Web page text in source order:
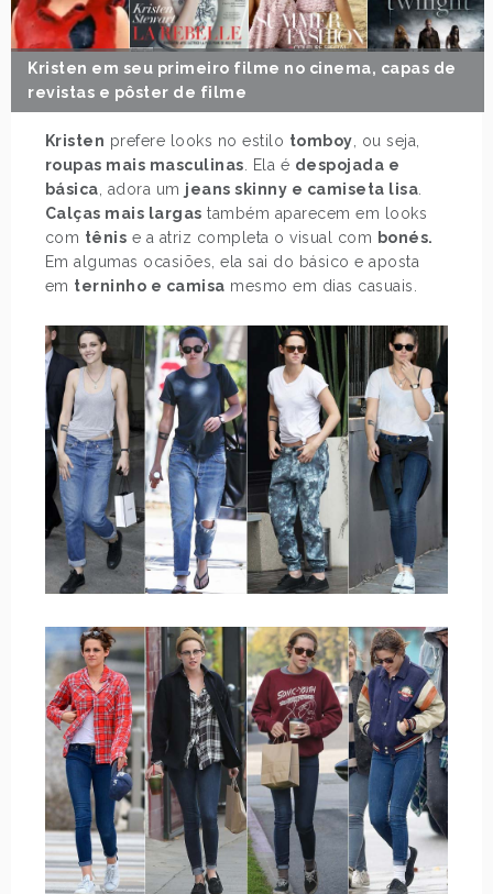
Kristen em seu primeiro filme no cinema, capas de
revistas e pôster de filme
Kristen prefere looks no estilo tomboy, ou seja,
roupas mais masculinas. Ela é despojada e
básica, adora um jeans skinny e camiseta lisa.
Calças mais largas também aparecem em looks
com tênis e a atriz completa o visual com bonés.
Em algumas ocasiões, ela sai do básico e aposta
em terninho e camisa mesmo em dias casuais.